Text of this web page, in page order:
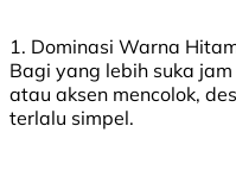
1. Dominasi Warna
Bagi yang lebih suka
atau aksen mencolok,
terlalu simpel.